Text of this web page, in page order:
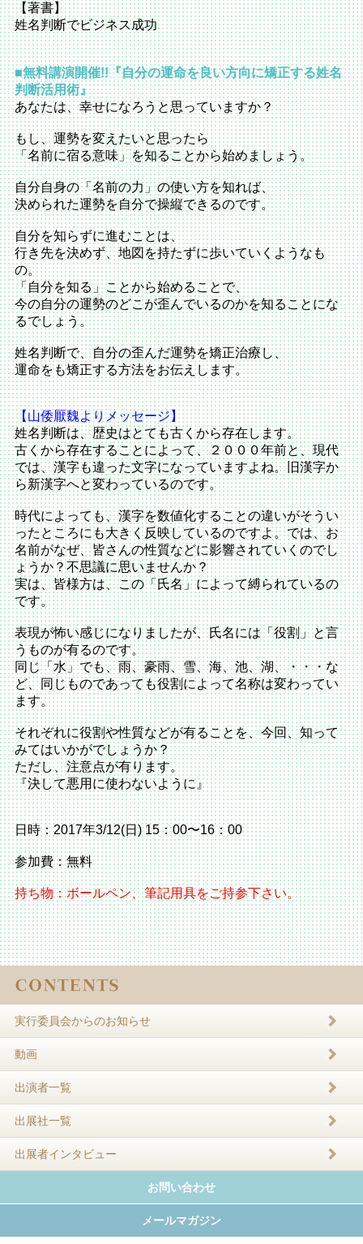
【著書】
姓名判断でビジネス成功
■無料講演開催!!『自分の運命を良い方向に矯正する姓名
判断活用術』
あなたは、幸せになろうと思っていますか？
もし、運勢を変えたいと思ったら
「名前に宿る意味」を知ることから始めましょう。
自分自身の「名前の力」の使い方を知れば、
決められた運勢を自分で操縦できるのです。
自分を知らずに進むことは、
行き先を決めず、地図を持たずに歩いていくようなも
の。
「自分を知る」ことから始めることで、
今の自分の運勢のどこが歪んでいるのかを知ることにな
るでしょう。
姓名判断で、自分の歪んだ運勢を矯正治療し、
運命をも矯正する方法をお伝えします。
【山倭厭魏よりメッセージ】
姓名判断は、歴史はとても古くから存在します。
古くから存在することによって、２０００年前と、現代
では、漢字も違った文字になっていますよね。旧漢字か
ら新漢字へと変わっているのです。
時代によっても、漢字を数値化することの違いがそうい
ったところにも大きく反映しているのですよ。では、お
名前がなぜ、皆さんの性質などに影響されていくのでし
ょうか？不思議に思いませんか？
実は、皆様方は、この「氏名」によって縛られているの
です。
表現が怖い感じになりましたが、氏名には「役割」と言
うものが有るのです。
同じ「水」でも、雨、豪雨、雪、海、池、湖、・・・な
ど、同じものであっても役割によって名称は変わってい
ます。
それぞれに役割や性質などが有ることを、今回、知って
みてはいかがでしょうか？
ただし、注意点が有ります。
『決して悪用に使わないように』
日時：2017年3/12(日) 15：00〜16：00
参加費：無料
持ち物：ボールペン、筆記用具をご持参下さい。
実行委員会からのお知らせ
動画
出演者一覧
出展社一覧
出展者インタビュー
お問い合わせ
メールマガジン